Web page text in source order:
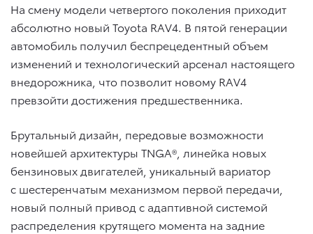
На смену модели четвертого поколения приходит
абсолютно новый Toyota RAV4. В пятой генерации
автомобиль получил беспрецедентный объем
изменений и технологический арсенал настоящего
внедорожника, что позволит новому RAV4
превзойти достижения предшественника.
Брутальный дизайн, передовые возможности
новейшей архитектуры TNGA®, линейка новых
бензиновых двигателей, уникальный вариатор
с шестеренчатым механизмом первой передачи,
новый полный привод с адаптивной системой
распределения крутящего момента на задние